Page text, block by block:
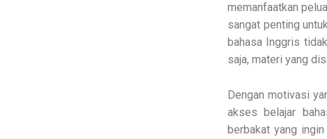
memanfaatkan
sangat penting
bahasa Inggris
saja, materi yang
Dengan motivasi
akses belajar
berbakat yang